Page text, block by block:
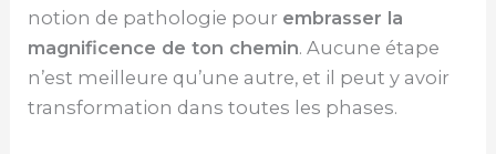
notion de pathologie pour embrasser la
magnificence de ton chemin. Aucune étape
n’est meilleure qu’une autre, et il peut y avoir
transformation dans toutes les phases.